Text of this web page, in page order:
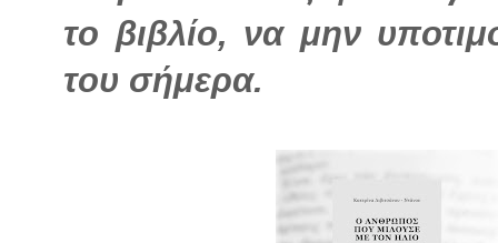
το βιβλίο, να μην
του σήμερα.